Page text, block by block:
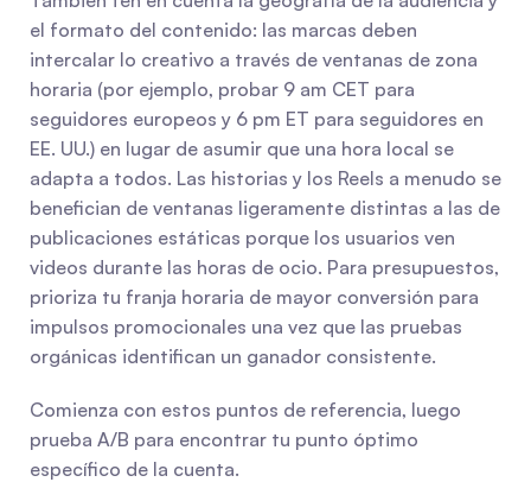
el formato del contenido: las marcas deben
intercalar lo creativo a través de ventanas de zona
horaria (por ejemplo, probar 9 am CET para
seguidores europeos y 6 pm ET para seguidores en
EE. UU.) en lugar de asumir que una hora local se
adapta a todos. Las historias y los Reels a menudo se
benefician de ventanas ligeramente distintas a las de
publicaciones estáticas porque los usuarios ven
videos durante las horas de ocio. Para presupuestos,
prioriza tu franja horaria de mayor conversión para
impulsos promocionales una vez que las pruebas
orgánicas identifican un ganador consistente.
Comienza con estos puntos de referencia, luego
prueba A/B para encontrar tu punto óptimo
específico de la cuenta.